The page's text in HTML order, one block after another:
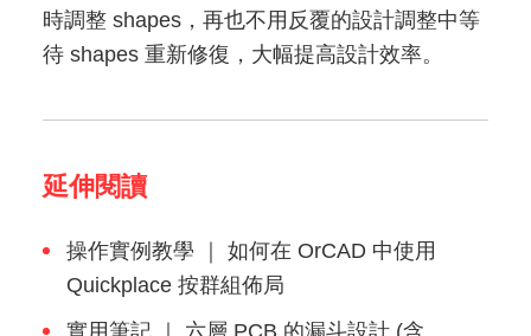
時調整 shapes，再也不用反覆的設計調整中等
待 shapes 重新修復，大幅提高設計效率。
延伸閱讀
操作實例教學 ｜ 如何在 OrCAD 中使用
Quickplace 按群組佈局